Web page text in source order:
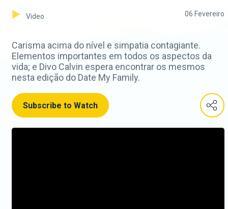
Video 06 Fevereiro
Carisma acima do nível e simpatia contagiante.
Elementos importantes em todos os aspectos da
vida; e Divo Calvin espera encontrar os mesmos
nesta edição do Date My Family.
Subscribe to Watch